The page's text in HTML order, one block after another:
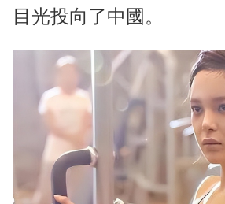
目光投向了中國。